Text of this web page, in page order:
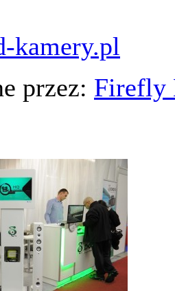
kamery.pl
przez: Firefly